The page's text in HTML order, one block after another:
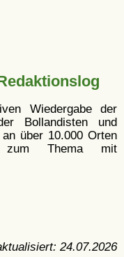
Wiedergabe der
Bollandisten und
über 10.000 Orten
zum Thema mit
24.07.2026